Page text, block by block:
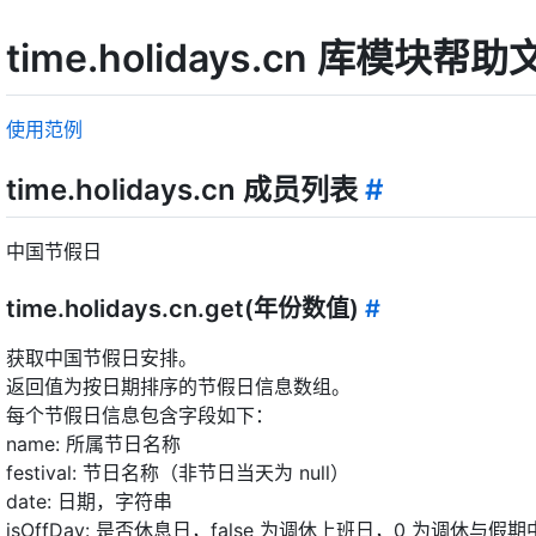
time.holidays.cn 库模块帮助
使用范例
time.holidays.cn 成员列表 #
中国节假日
time.holidays.cn.get(年份数值) #
获取中国节假日安排。
返回值为按日期排序的节假日信息数组。
每个节假日信息包含字段如下：
name: 所属节日名称
festival: 节日名称（非节日当天为 null）
date: 日期，字符串
isOffDay: 是否休息日，false 为调休上班日，0 为调休与假期